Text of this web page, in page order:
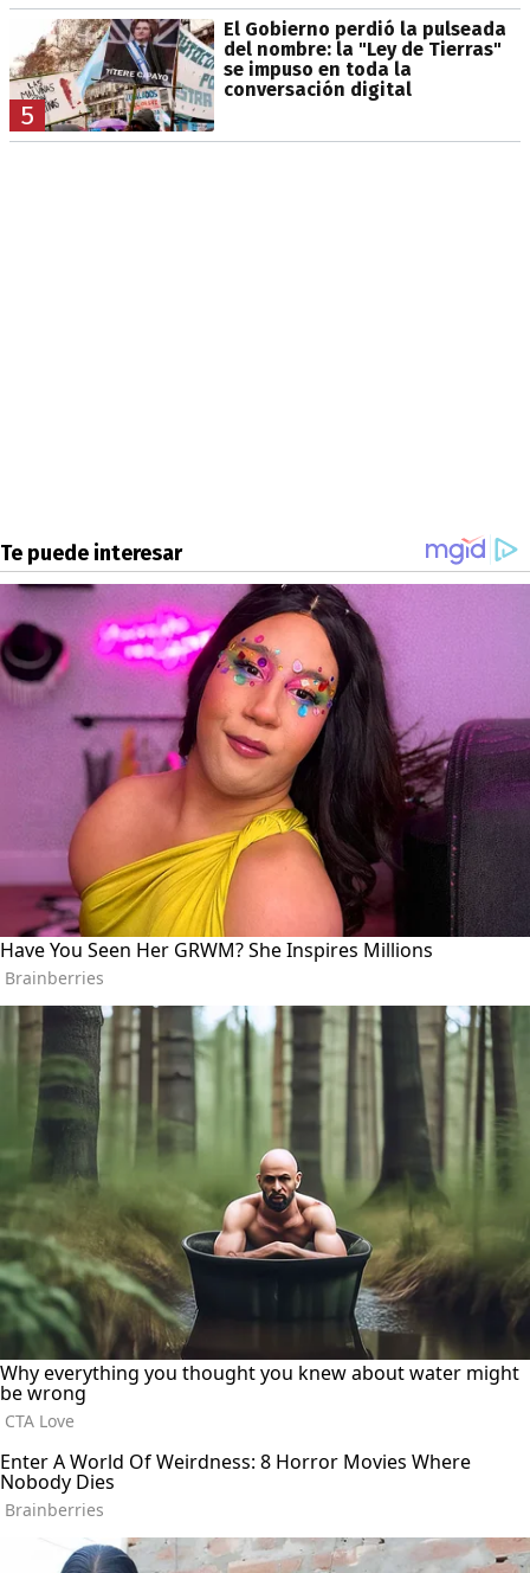
5
El Gobierno perdió la pulseada
del nombre: la "Ley de Tierras"
se impuso en toda la
conversación digital